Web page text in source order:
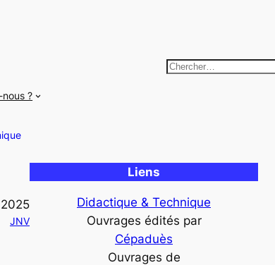
?
R
r
c
JNV
Liens
Didactique & Technique
Ouvrages édités par
Cépaduès
Ouvrages de